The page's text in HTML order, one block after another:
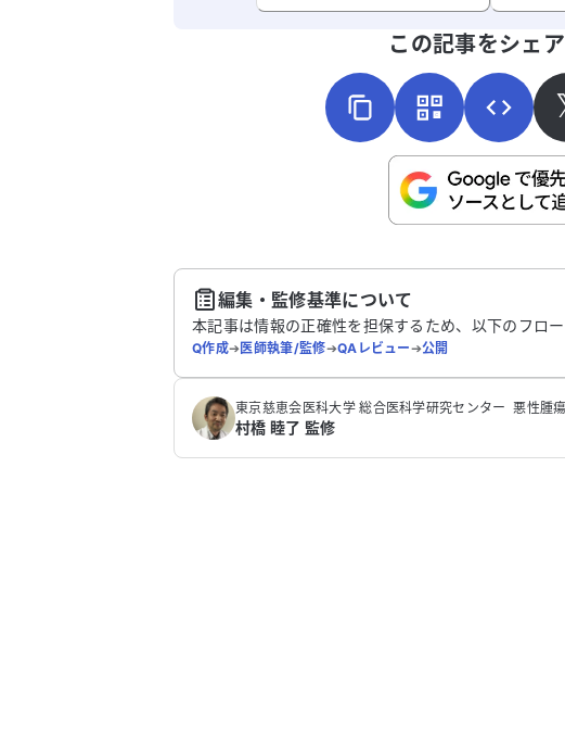
こちらは送信専用のフォームです。氏名やご自身の病
この記事をシェ
編集・監修基準について
本記事は情報の正確性を担保するため、以下のフロ
Q作成➔医師執筆/監修➔QAレビュー➔公開
東京慈恵会医科大学 総合医科学研究センター ‬ 悪性腫
村橋 睦了 監修